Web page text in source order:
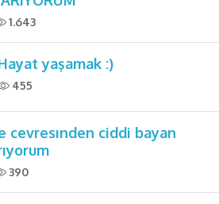
1.643
yaşamak :)
455
cevresınden ciddi bayan
390